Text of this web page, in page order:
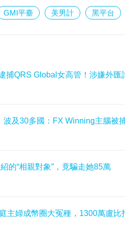
GMI平臺 美男計 黑平台
捕QRS Global女高管！涉嫌外
波及30多國：FX Winning主腦被
的“相親對象”，竟騙走她85萬
主婦成幣圈大冤種，1300萬盧比